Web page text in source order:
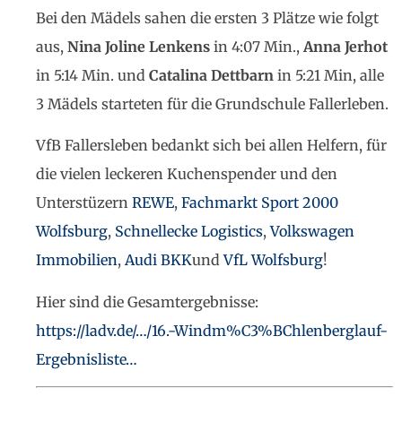
Bei den Mädels sahen die ersten 3 Plätze wie folgt
aus, Nina Joline Lenkens in 4:07 Min.,Anna Jerhot
in 5:14 Min. und Catalina Dettbarn in 5:21 Min, alle
3 Mädels starteten für die Grundschule Fallerleben.
VfB Fallersleben bedankt sich bei allen Helfern, für
die vielen leckeren Kuchenspender und den
Unterstüzern REWE, Fachmarkt Sport 2000
Wolfsburg, Schnellecke Logistics,Volkswagen
Immobilien, Audi BKKundVfL Wolfsburg!
Hier sind die Gesamtergebnisse:
https://ladv.de/…/16.-Windm%C3%BChlenberglauf-
Ergebnisliste…